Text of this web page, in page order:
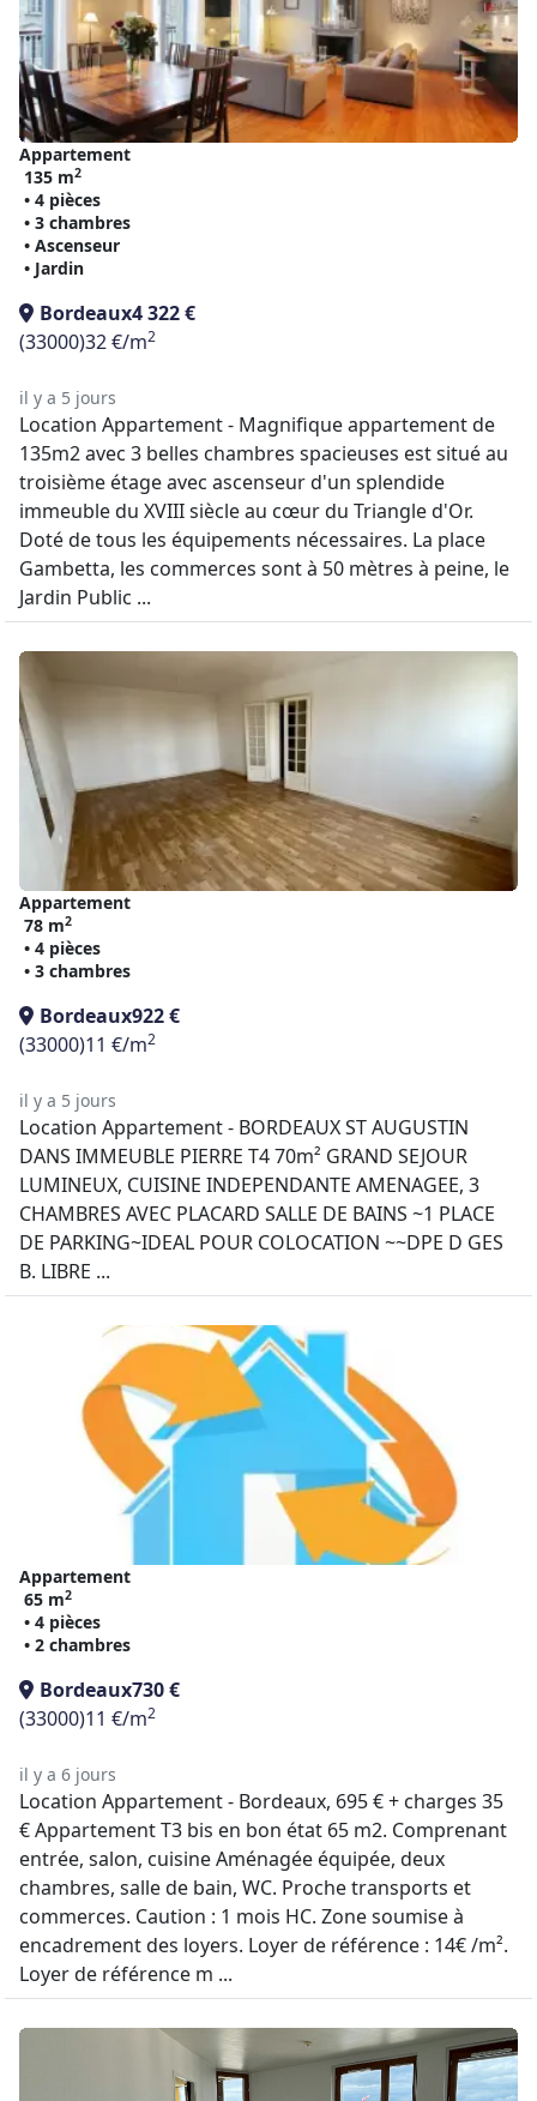
Appartement
135 m2
• 4 pièces
• 3 chambres
• Ascenseur
• Jardin
Bordeaux4 322 €
(33000)32 €/m2
il y a 5 jours
Location Appartement - Magnifique appartement de
135m2 avec 3 belles chambres spacieuses est situé au
troisième étage avec ascenseur d'un splendide
immeuble du XVIII siècle au cœur du Triangle d'Or.
Doté de tous les équipements nécessaires. La place
Gambetta, les commerces sont à 50 mètres à peine, le
Jardin Public ...
Appartement
78 m2
• 4 pièces
• 3 chambres
Bordeaux922 €
(33000)11 €/m2
il y a 5 jours
Location Appartement - BORDEAUX ST AUGUSTIN
DANS IMMEUBLE PIERRE T4 70m² GRAND SEJOUR
LUMINEUX, CUISINE INDEPENDANTE AMENAGEE, 3
CHAMBRES AVEC PLACARD SALLE DE BAINS ~1 PLACE
DE PARKING~IDEAL POUR COLOCATION ~~DPE D GES
B. LIBRE ...
Appartement
65 m2
• 4 pièces
• 2 chambres
Bordeaux730 €
(33000)11 €/m2
il y a 6 jours
Location Appartement - Bordeaux, 695 € + charges 35
€ Appartement T3 bis en bon état 65 m2. Comprenant
entrée, salon, cuisine Aménagée équipée, deux
chambres, salle de bain, WC. Proche transports et
commerces. Caution : 1 mois HC. Zone soumise à
encadrement des loyers. Loyer de référence : 14€ /m².
Loyer de référence m ...